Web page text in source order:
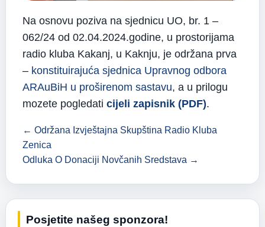
Na osnovu poziva na sjednicu UO, br. 1 –
062/24 od 02.04.2024.godine, u prostorijama
radio kluba Kakanj, u Kaknju, je održana prva
– konstituirajuća sjednica Upravnog odbora
ARAuBiH u proširenom sastavu, a u prilogu
mozete pogledati cijeli zapisnik (PDF).
← Održana Izvještajna Skupština Radio Kluba
Zenica
Odluka O Donaciji Novčanih Sredstava →
Posjetite našeg sponzora!